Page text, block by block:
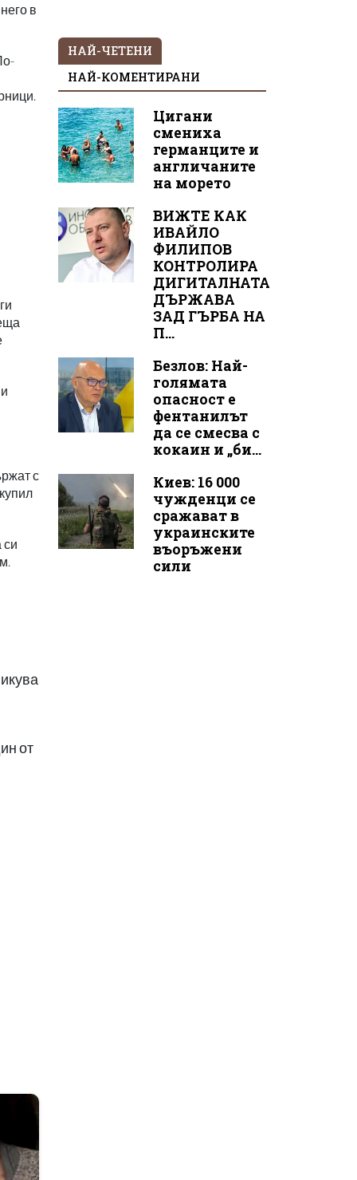
в
с
си
от
НАЙ-ЧЕТЕНИ
НАЙ-КОМЕНТИРАНИ
Цигани
смениха
германците и
англичаните
на морето
ВИЖТЕ КАК
ИВАЙЛО
ФИЛИПОВ
КОНТРОЛИРА
ДИГИТАЛНАТА
ДЪРЖАВА
ЗАД ГЪРБА НА
П...
Безлов: Най-
голямата
опасност е
фентанилът
да се смесва с
кокаин и „би...
Киев: 16 000
чужденци се
сражават в
украинските
въоръжени
сили